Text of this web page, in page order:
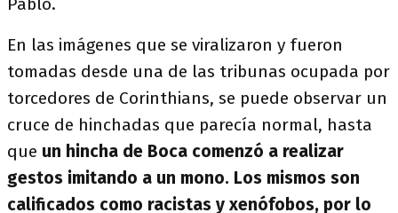
En las imágenes que se viralizaron y fueron
tomadas desde una de las tribunas ocupada por
torcedores de Corinthians, se puede observar un
cruce de hinchadas que parecía normal, hasta
que un hincha de Boca comenzó a realizar
gestos imitando a un mono. Los mismos son
calificados como racistas y xenófobos, por lo